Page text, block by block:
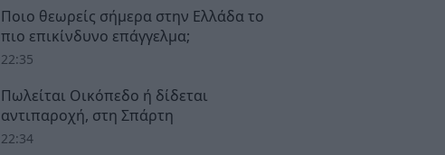
Ποιο θεωρείς σήμερα στην Ελλάδα το
πιο επικίνδυνο επάγγελμα;
22:35
Πωλείται Οικόπεδο ή δίδεται
αντιπαροχή, στη Σπάρτη
22:34